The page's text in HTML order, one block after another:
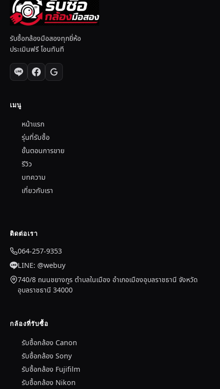
รับซื้อกล้องมือสองทุกยี่ห้อ
ประเมินฟรี โอนทันที
เมนู
หน้าแรก
รุ่นที่รับซื้อ
ขั้นตอนการขาย
รีวิว
บทความ
เกี่ยวกับเรา
ติดต่อเรา
064-257-9353
LINE: @webuy
740/8 ถนนชยางกูร ตำบลในเมือง อำเภอเมืองอุบลราชธานี จังหวัด
อุบลราชธานี 34000
กล้องที่รับซื้อ
รับซื้อกล้อง Canon
รับซื้อกล้อง Sony
รับซื้อกล้อง Fujifilm
รับซื้อกล้อง Nikon